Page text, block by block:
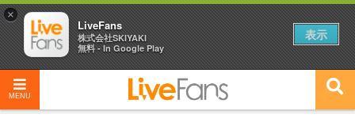
MENU
2026
04/27
×
LiveFans
株式会社SKIYAKI
無料 - In Google Play
表示